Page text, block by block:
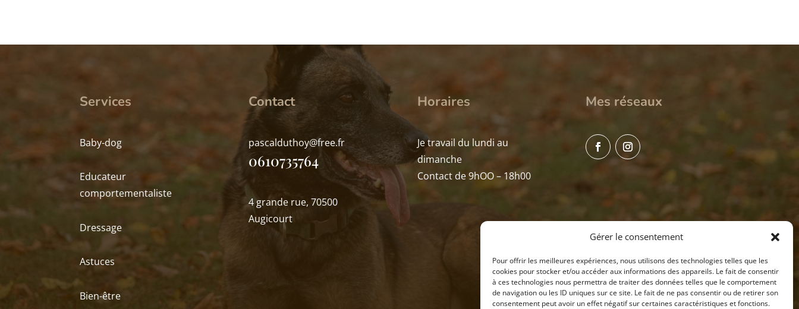
Gérer le consentement
Pour offrir les meilleures expériences, nous utilisons des technologies telles que les
cookies pour stocker et/ou accéder aux informations des appareils. Le fait de consentir
à ces technologies nous permettra de traiter des données telles que le comportement
de navigation ou les ID uniques sur ce site. Le fait de ne pas consentir ou de retirer son
consentement peut avoir un effet négatif sur certaines caractéristiques et fonctions.
Services
Baby-dog
Educateur
comportementaliste
Dressage
Astuces
Bien-être
Contact
pascalduthoy@free.fr
0610735764
4 grande rue, 70500
Augicourt
Horaires
Je travail du lundi au
dimanche
Contact de 9hOO – 18h00
Mes réseaux